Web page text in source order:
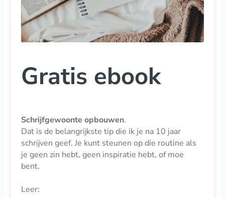
Gratis ebook
Schrijfgewoonte opbouwen.
Dat is de belangrijkste tip die ik je na 10 jaar
schrijven geef. Je kunt steunen op die routine als
je geen zin hebt, geen inspiratie hebt, of moe
bent.
Leer: